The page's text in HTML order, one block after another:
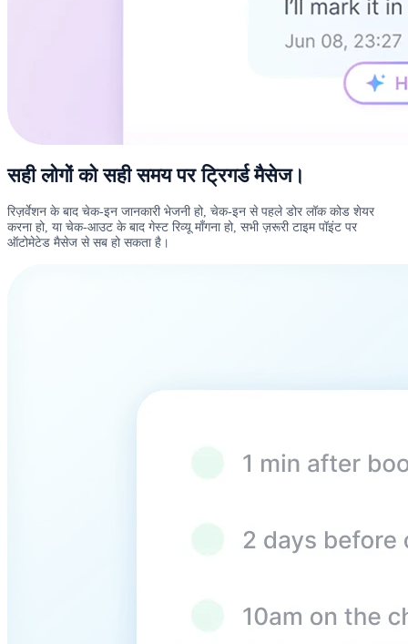
सही लोगों को सही समय पर ट्रिगर्ड मैसेज।
रिज़र्वेशन के बाद चेक-इन जानकारी भेजनी हो, चेक-इन से पहले डोर लॉक कोड शेयर
करना हो, या चेक-आउट के बाद गेस्ट रिव्यू माँगना हो, सभी ज़रूरी टाइम पॉइंट पर
ऑटोमेटेड मैसेज से सब हो सकता है।